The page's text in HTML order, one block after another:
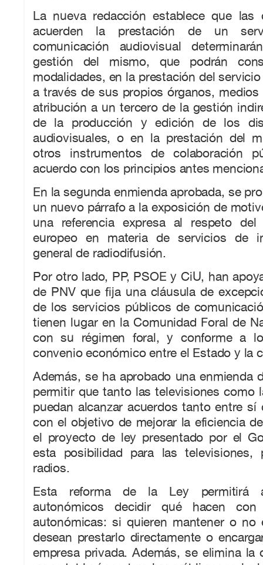
La nueva redacción establece que las
acuerden la prestación de un
comunicación audiovisual
gestión del mismo, que podrán
modalidades, en la prestación del
a través de sus propios órganos,
atribución a un tercero de la gestión
de la producción y edición de los
audiovisuales, o en la prestación del
otros instrumentos de colaboración
acuerdo con los principios antes
En la segunda enmienda aprobada, se
un nuevo párrafo a la exposición de
una referencia expresa al respeto del
europeo en materia de servicios de
general de radiodifusión.
Por otro lado, PP, PSOE y CiU, han
de PNV que fija una cláusula de
de los servicios públicos de
tienen lugar en la Comunidad Foral de
con su régimen foral, y conforme a
convenio económico entre el Estado y la
Además, se ha aprobado una enmienda
permitir que tanto las televisiones como
puedan alcanzar acuerdos tanto entre sí
con el objetivo de mejorar la eficiencia
el proyecto de ley presentado por el
esta posibilidad para las
radios.
Esta reforma de la Ley permitirá
autonómicos decidir qué hacen con
autonómicas: si quieren mantener o
desean prestarlo directamente o
empresa privada. Además, se elimina la